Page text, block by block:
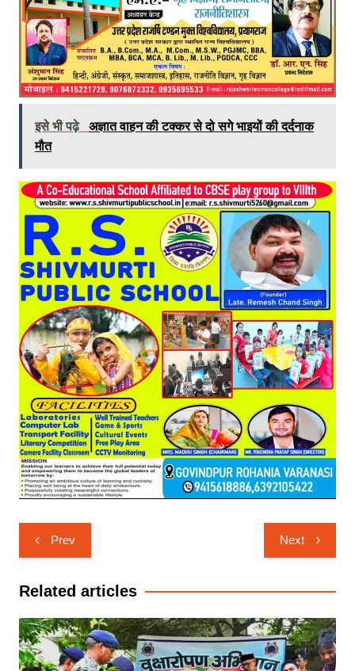
इसे भी पढ़े अज्ञात वाहन की टक्कर से दो सगे भाइयों की दर्दनाक
मौत
Post
navigation
Prev Next
Related articles